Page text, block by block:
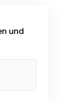
und